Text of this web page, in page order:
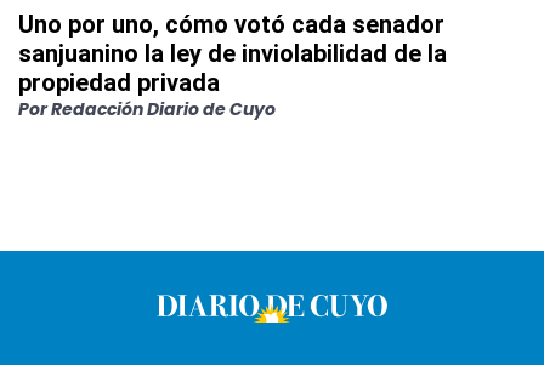
Uno por uno, cómo votó cada senador
sanjuanino la ley de inviolabilidad de la
propiedad privada
PorRedacción Diario de Cuyo